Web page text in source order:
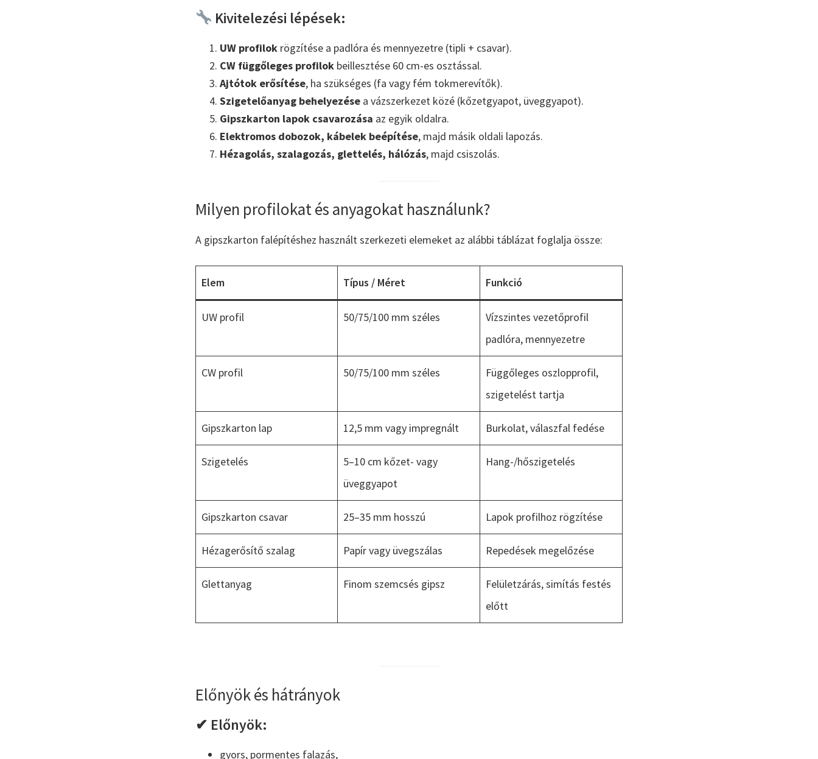
Kivitelezési lépések:
UW profilok rögzítése a padlóra és mennyezetre (tipli + csavar).
CW függőleges profilok beillesztése 60 cm-es osztással.
Ajtótok erősítése, ha szükséges (fa vagy fém tokmerevítők).
Szigetelőanyag behelyezése a vázszerkezet közé (kőzetgyapot, üveggyapot).
Gipszkarton lapok csavarozása az egyik oldalra.
Elektromos dobozok, kábelek beépítése, majd másik oldali lapozás.
Hézagolás, szalagozás, glettelés, hálózás, majd csiszolás.
Milyen profilokat és anyagokat használunk?
A gipszkarton falépítéshez használt szerkezeti elemeket az alábbi táblázat foglalja össze:
Elem Típus / Méret Funkció
UW profil 50/75/100 mm széles
Vízszintes vezetőprofil
padlóra, mennyezetre
CW profil 50/75/100 mm széles
Függőleges oszlopprofil,
szigetelést tartja
Gipszkarton lap 12,5 mm vagy impregnált Burkolat, válaszfal fedése
Szigetelés
5–10 cm kőzet- vagy
üveggyapot
Hang-/hőszigetelés
Gipszkarton csavar 25–35 mm hosszú Lapok profilhoz rögzítése
Hézagerősítő szalag Papír vagy üvegszálas Repedések megelőzése
Glettanyag Finom szemcsés gipsz
Felületzárás, simítás festés
előtt
Előnyök és hátrányok
✔ Előnyök:
gyors, pormentes falazás,